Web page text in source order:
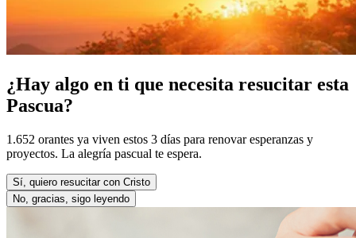
¿Hay algo en ti que necesita resucitar esta
Pascua?
1.652 orantes ya viven estos 3 días para renovar esperanzas y
proyectos. La alegría pascual te espera.
Sí, quiero resucitar con Cristo
No, gracias, sigo leyendo